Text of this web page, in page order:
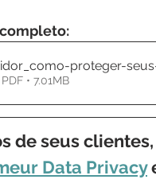
proteger-
• 7.01MB
de seus
Data Privacy